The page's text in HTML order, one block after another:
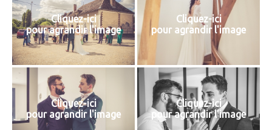
Cliquez-ici
pour agrandir l'image
Cliquez-ici
pour agrandir l'image
Cliquez-ici
pour agrandir l'image
Cliquez-ici
pour agrandir l'image